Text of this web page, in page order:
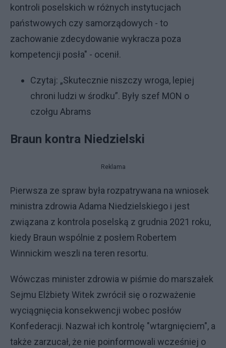
kontroli poselskich w różnych instytucjach
państwowych czy samorządowych - to
zachowanie zdecydowanie wykracza poza
kompetencji posła" - ocenił.
Czytaj: „Skutecznie niszczy wroga, lepiej
chroni ludzi w środku”. Były szef MON o
czołgu Abrams
Braun kontra Niedzielski
Reklama
Pierwsza ze spraw była rozpatrywana na wniosek
ministra zdrowia Adama Niedzielskiego i jest
związana z kontrola poselską z grudnia 2021 roku,
kiedy Braun wspólnie z posłem Robertem
Winnickim weszli na teren resortu.
Wówczas minister zdrowia w piśmie do marszałek
Sejmu Elżbiety Witek zwrócił się o rozważenie
wyciągnięcia konsekwencji wobec posłów
Konfederacji. Nazwał ich kontrolę "wtargnięciem", a
także zarzucał, że nie poinformowali wcześniej o